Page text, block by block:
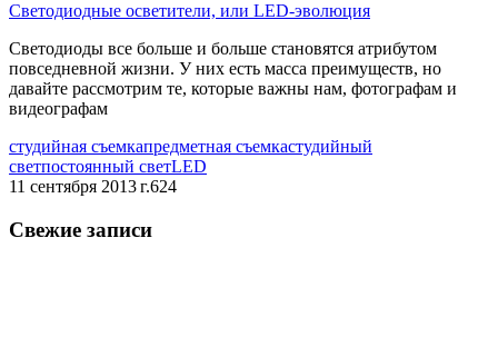
Светодиодные осветители, или LED-эволюция
Светодиоды все больше и больше становятся атрибутом
повседневной жизни. У них есть масса преимуществ, но
давайте рассмотрим те, которые важны нам, фотографам и
видеографам
студийная съемкапредметная съемкастудийный
светпостоянный светLED
11 сентября 2013 г.624
Свежие записи